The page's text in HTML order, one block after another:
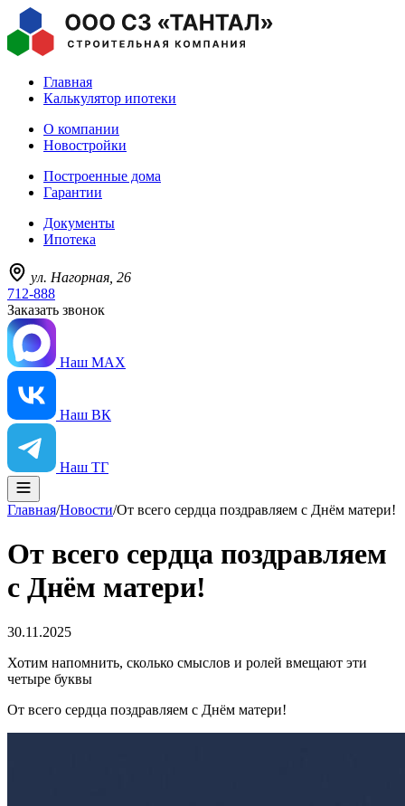
Главная
Калькулятор ипотеки
О компании
Новостройки
Построенные дома
Гарантии
Документы
Ипотека
ул. Нагорная, 26
712-888
Заказать звонок
Наш MAX
Наш ВК
Наш ТГ
Главная/Новости/От всего сердца поздравляем с Днём матери!
От всего сердца поздравляем
с Днём матери!
30.11.2025
Хотим напомнить, сколько смыслов и ролей вмещают эти
четыре буквы
От всего сердца поздравляем с Днём матери!